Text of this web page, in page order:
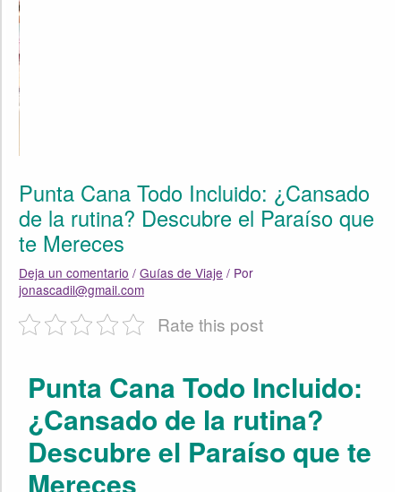
Punta Cana Todo Incluido: ¿Cansado
de la rutina? Descubre el Paraíso que
te Mereces
Deja un comentario /Guías de Viaje / Por
jonascadil@gmail.com
Rate this post
Punta Cana Todo Incluido:
¿Cansado de la rutina?
Descubre el Paraíso que te
Mereces